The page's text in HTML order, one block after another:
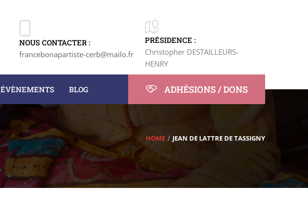
NOUS CONTACTER :
francebonapartiste-cerb@mailo.fr
PRÉSIDENCE :
Christopher DESTAILLEURS-
HENRY
ÉVÈNEMENTS BLOG ADHÉSIONS / DONS
HOME JEAN DE LATTRE DE TASSIGNY